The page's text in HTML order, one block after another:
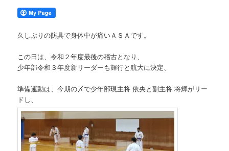
久しぶりの防具で身体中が痛いＡＳＡです。
この日は、令和２年度最後の稽古となり、
少年部令和３年度新リーダーも輝行と航大に決定、
準備運動は、今期の〆で少年部現主将 依央と副主将 将輝がリー
ドし、